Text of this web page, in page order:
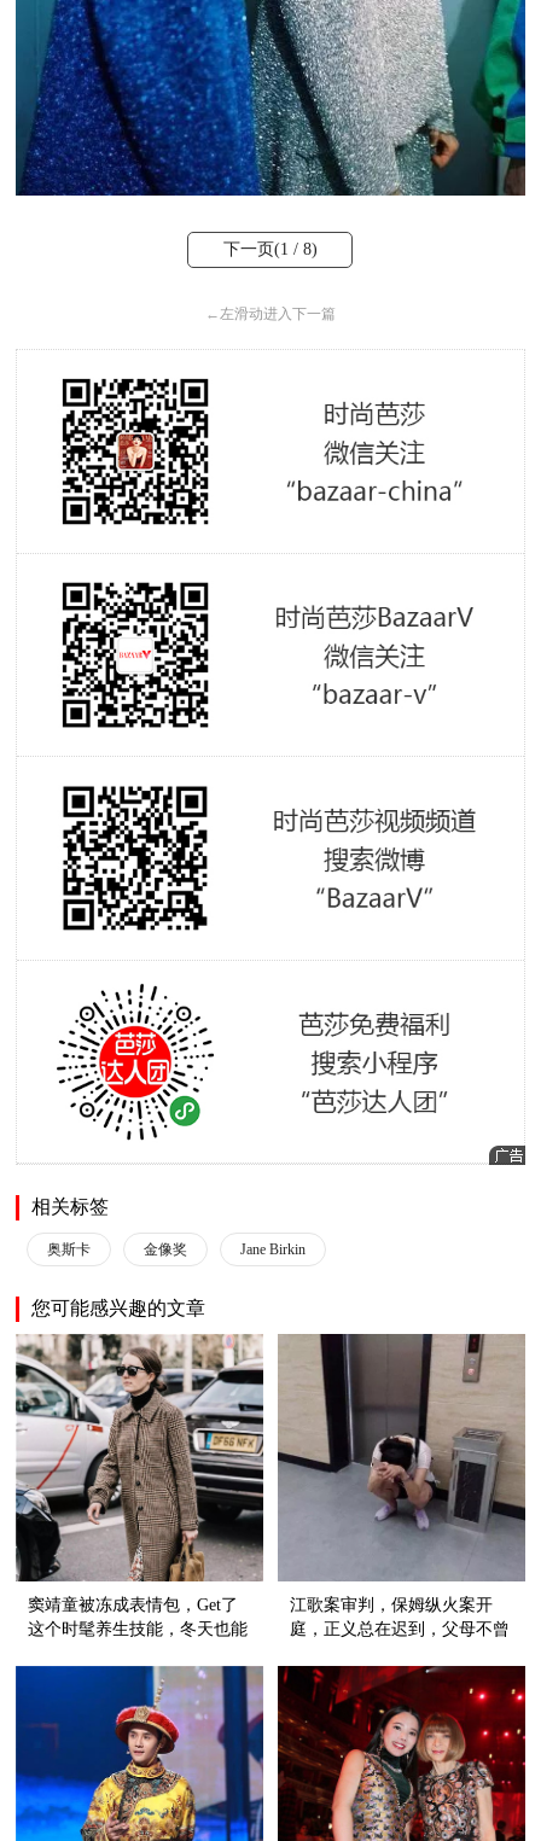
下一页(1 / 8)
←左滑动进入下一篇
相关标签
奥斯卡 金像奖 Jane Birkin
您可能感兴趣的文章
窦靖童被冻成表情包，Get了
这个时髦养生技能，冬天也能
江歌案审判，保姆纵火案开
庭，正义总在迟到，父母不曾